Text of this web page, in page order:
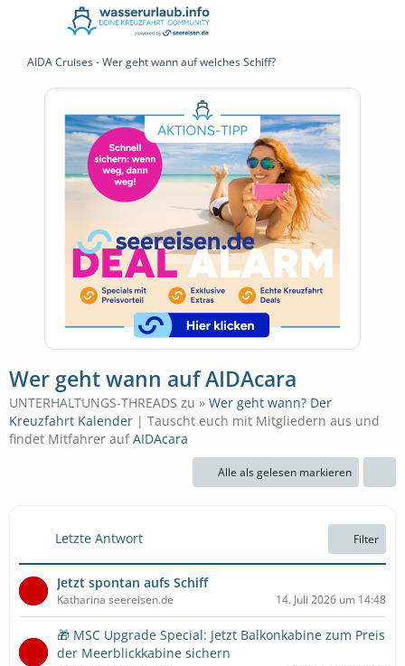
AIDA Cruises - Wer geht wann auf welches Schiff?
Wer geht wann auf AIDAcara
UNTERHALTUNGS-THREADS zu » Wer geht wann? Der
Kreuzfahrt Kalender | Tauscht euch mit Mitgliedern aus und
findet Mitfahrer aufAIDAcara
Alle als gelesen markieren
Letzte Antwort Filter
Jetzt spontan aufs Schiff
Katharina seereisen.de 14. Juli 2026 um 14:48
🎁 MSC Upgrade Special: Jetzt Balkonkabine zum Preis
der Meerblickkabine sichern